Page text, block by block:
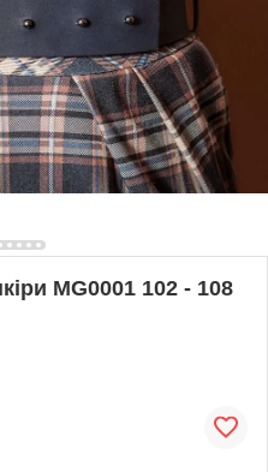
MG0001 102 - 108